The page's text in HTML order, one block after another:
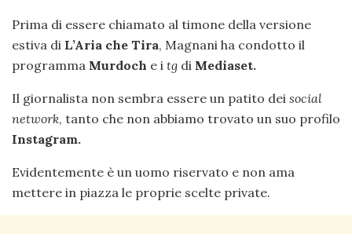
Prima di essere chiamato al timone della versione
estiva di L’Aria che Tira, Magnani ha condotto il
programma Murdoch e i tg di Mediaset.
Il giornalista non sembra essere un patito dei social
network, tanto che non abbiamo trovato un suo profilo
Instagram.
Evidentemente è un uomo riservato e non ama
mettere in piazza le proprie scelte private.